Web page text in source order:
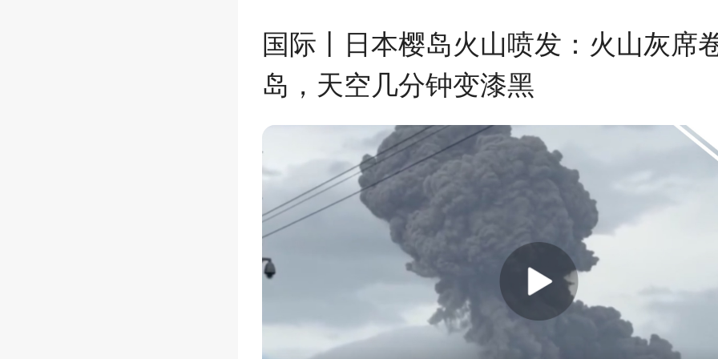
国际丨日本樱岛火山喷发：火山灰席
岛，天空几分钟变漆黑